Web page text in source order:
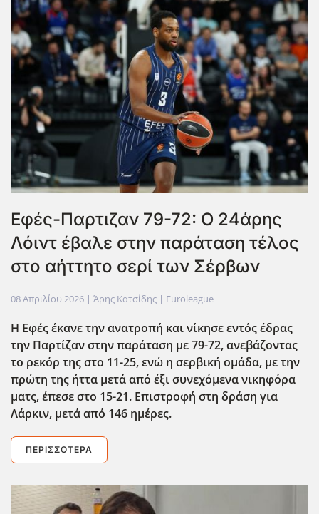
Εφές-Παρτιζαν 79-72: Ο 24άρης
Λόιντ έβαλε στην παράταση τέλος
στο αήττητο σερί των Σέρβων
08 Απριλίου 2026 | Άρης Κατσίδης | Euroleague
Η Εφές έκανε την ανατροπή και νίκησε εντός έδρας
την Παρτίζαν στην παράταση με 79-72, ανεβάζοντας
το ρεκόρ της στο 11-25, ενώ η σερβική ομάδα, με την
πρώτη της ήττα μετά από έξι συνεχόμενα νικηφόρα
ματς, έπεσε στο 15-21. Επιστροφή στη δράση για
Λάρκιν, μετά από 146 ημέρες.
ΠΕΡΙΣΣΌΤΕΡΑ